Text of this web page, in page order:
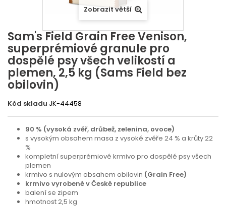
Zobrazit větší
Sam's Field Grain Free Venison,
superprémiové granule pro
dospělé psy všech velikostí a
plemen, 2,5 kg (Sams Field bez
obilovin)
Kód skladu JK-44458
90 % (vysoká zvěř, drůbež, zelenina, ovoce)
s vysokým obsahem masa z vysoké zvěře 24 % a krůty 22
%
kompletní superprémiové krmivo pro dospělé psy všech
plemen
krmivo s nulovým obsahem obilovin (Grain Free)
krmivo vyrobené v České republice
balení se zipem
hmotnost 2,5 kg